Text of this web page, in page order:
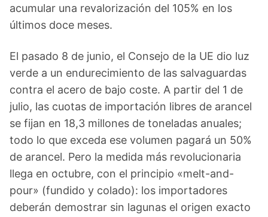
acumular una revalorización del 105% en los
últimos doce meses.
El pasado 8 de junio, el Consejo de la UE dio luz
verde a un endurecimiento de las salvaguardas
contra el acero de bajo coste. A partir del 1 de
julio, las cuotas de importación libres de arancel
se fijan en 18,3 millones de toneladas anuales;
todo lo que exceda ese volumen pagará un 50%
de arancel. Pero la medida más revolucionaria
llega en octubre, con el principio «melt-and-
pour» (fundido y colado): los importadores
deberán demostrar sin lagunas el origen exacto